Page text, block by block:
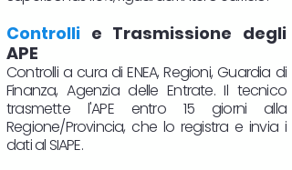
Controlli e Trasmissione degli
APE
Controlli a cura di ENEA, Regioni, Guardia di
Finanza, Agenzia delle Entrate. Il tecnico
trasmette l'APE entro 15 giorni alla
Regione/Provincia, che lo registra e invia i
dati al SIAPE.